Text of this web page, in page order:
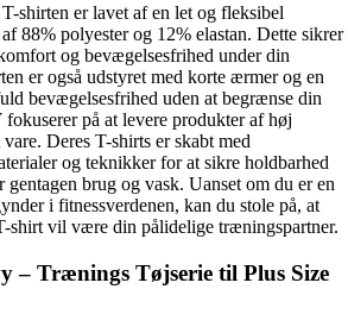
shirten er lavet af en let og fleksibel
88% polyester og 12% elastan. Dette sikrer
og bevægelsesfrihed under din
er også udstyret med korte ærmer og en
bevægelsesfrihed uden at begrænse din
på at levere produkter af høj
Deres T-shirts er skabt med
og teknikker for at sikre holdbarhed
gentagen brug og vask. Uanset om du er en
i fitnessverdenen, kan du stole på, at
vil være din pålidelige træningspartner.
– Trænings Tøjserie til Plus Size